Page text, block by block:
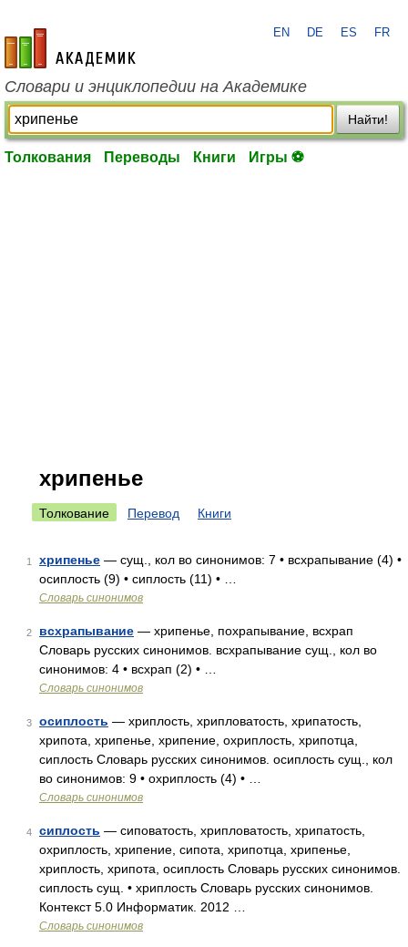
academic.ru
EN DE ES FR
Словари и энциклопедии на Академике
Найти!
Толкования Переводы Книги Игры ⚽
хрипенье
Толкование Перевод Книги
1 хрипенье — сущ., кол во синонимов: 7 • всхрапывание (4) •
осиплость (9) • сиплость (11) • …
Словарь синонимов
2 всхрапывание — хрипенье, похрапывание, всхрап
Словарь русских синонимов. всхрапывание сущ., кол во
синонимов: 4 • всхрап (2) • …
Словарь синонимов
3 осиплость — хриплость, хрипловатость, хрипатость,
хрипота, хрипенье, хрипение, охриплость, хрипотца,
сиплость Словарь русских синонимов. осиплость сущ., кол
во синонимов: 9 • охриплость (4) • …
Словарь синонимов
4 сиплость — сиповатость, хрипловатость, хрипатость,
охриплость, хрипение, сипота, хрипотца, хрипенье,
хриплость, хрипота, осиплость Словарь русских синонимов.
сиплость сущ. • хриплость Словарь русских синонимов.
Контекст 5.0 Информатик. 2012 …
Словарь синонимов